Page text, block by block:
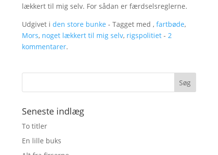
lækkert til mig selv. For sådan er færdselsreglerne.
Udgivet i den store bunke - Tagget med , fartbøde,
Mors, noget lækkert til mig selv, rigspolitiet- 2
kommentarer.
Seneste indlæg
To titler
En lille buks